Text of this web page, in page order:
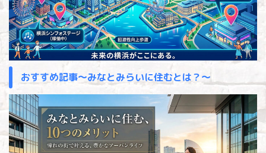
おすすめ記事～みなとみらいに住むとは？～